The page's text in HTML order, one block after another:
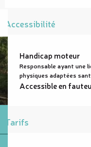
Accessibilité
Handicap moteur
Responsable ayant une
physiques adaptées
Accessible en
Tarifs